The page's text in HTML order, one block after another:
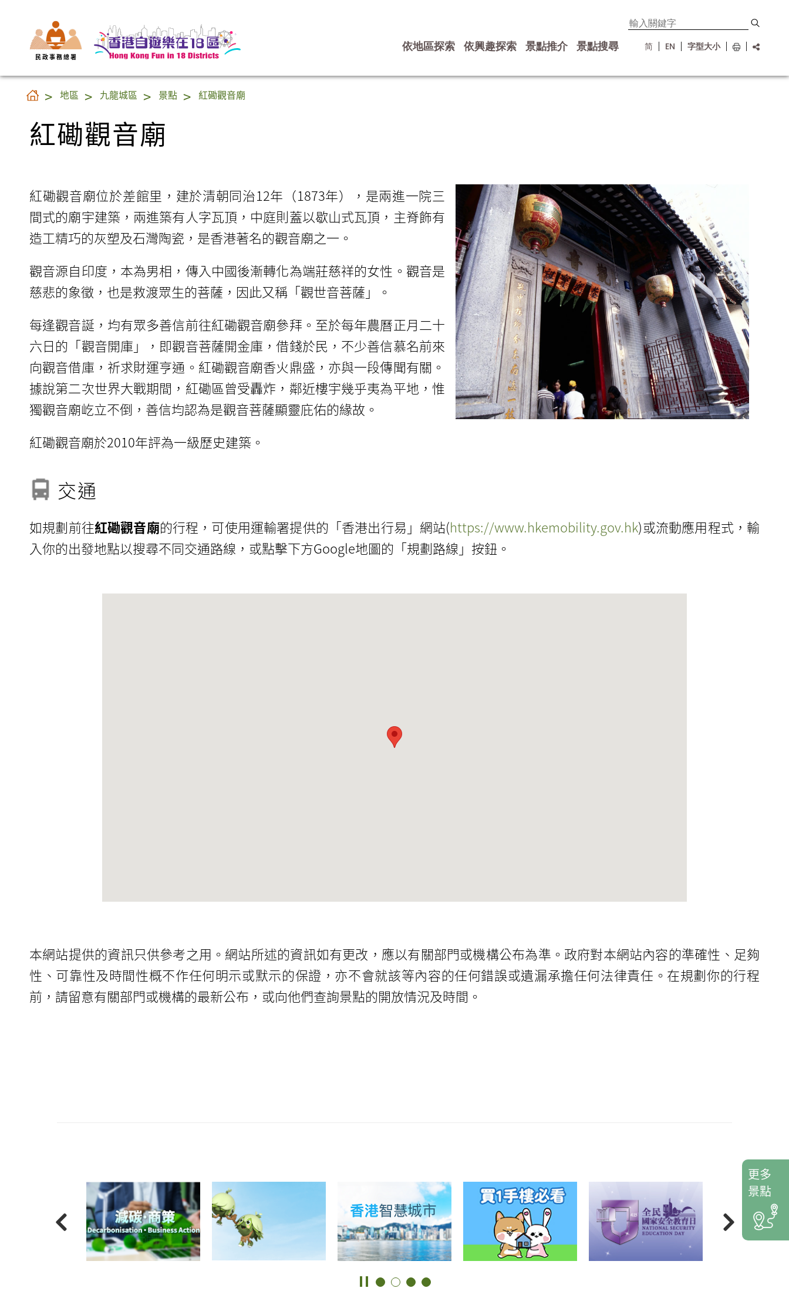
民 政 事 務 總 署
依地區探索 依興趣探索 景點推介 景點搜尋 简 EN 字型大小
紅磡觀音廟
地區 九龍城區 景點 紅磡觀音廟
紅磡觀音廟
紅磡觀音廟位於差館里，建於清朝同治12年（1873年），是兩進一院三
間式的廟宇建築，兩進築有人字瓦頂，中庭則蓋以歇山式瓦頂，主脊飾有
造工精巧的灰塑及石灣陶瓷，是香港著名的觀音廟之一。
觀音源自印度，本為男相，傳入中國後漸轉化為端莊慈祥的女性。觀音是
慈悲的象徵，也是救渡眾生的菩薩，因此又稱「觀世音菩薩」。
每逢觀音誕，均有眾多善信前往紅磡觀音廟參拜。至於每年農曆正月二十
六日的「觀音開庫」，即觀音菩薩開金庫，借錢於民，不少善信慕名前來
向觀音借庫，祈求財運亨通。紅磡觀音廟香火鼎盛，亦與一段傳聞有關。
據說第二次世界大戰期間，紅磡區曾受轟炸，鄰近樓宇幾乎夷為平地，惟
獨觀音廟屹立不倒，善信均認為是觀音菩薩顯靈庇佑的緣故。
紅磡觀音廟於2010年評為一級歷史建築。
交通
如規劃前往紅磡觀音廟的行程，可使用運輸署提供的「香港出行易」網站(https://www.hkemobility.gov.hk)或流動應用程式，輸
入你的出發地點以搜尋不同交通路線，或點擊下方Google地圖的「規劃路線」按鈕。
本網站提供的資訊只供參考之用。網站所述的資訊如有更改，應以有關部門或機構公布為準。政府對本網站內容的準確性、足夠
性、可靠性及時間性概不作任何明示或默示的保證，亦不會就該等內容的任何錯誤或遺漏承擔任何法律責任。在規劃你的行程
前，請留意有關部門或機構的最新公布，或向他們查詢景點的開放情況及時間。
更多
景點